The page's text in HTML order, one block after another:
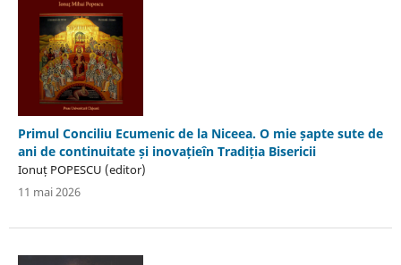
Primul Conciliu Ecumenic de la Niceea. O mie șapte sute de
ani de continuitate și inovațieîn Tradiția Bisericii
Ionuț POPESCU (editor)
11 mai 2026